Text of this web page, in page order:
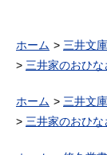
ホーム
三井文
三井家のおひ
ホーム
三井文
三井家のおひ